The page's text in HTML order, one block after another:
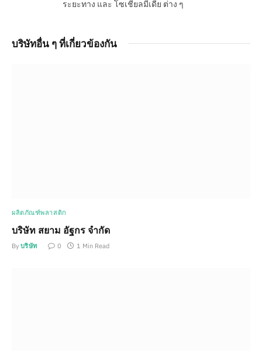
ระยะทาง และ โซเชียลมีเดีย ต่าง ๆ
บริษัทอื่น ๆ ที่เกี่ยวข้องกัน
ผลิตภัณฑ์พลาสติก
บริษัท สยาม อัฐกร จำกัด
By บริษัท 0 1 Min Read